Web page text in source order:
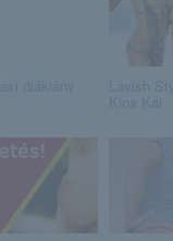
diáklány Lavish
Kina Kai